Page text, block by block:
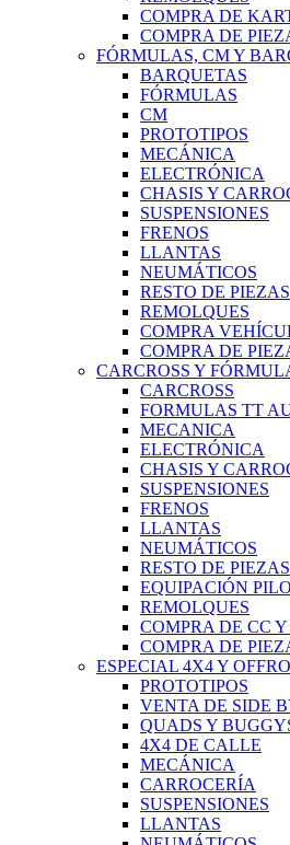
COMPRA DE
COMPRA DE
FÓRMULAS, CM Y
BARQUETAS
FÓRMULAS
CM
PROTOTIPOS
MECÁNICA
ELECTRÓNICA
CHASIS Y
SUSPENSIONES
FRENOS
LLANTAS
NEUMÁTICOS
RESTO DE PIEZAS
REMOLQUES
COMPRA
COMPRA DE
CARCROSS Y
CARCROSS
FORMULAS TT
MECANICA
ELECTRÓNICA
CHASIS Y
SUSPENSIONES
FRENOS
LLANTAS
NEUMÁTICOS
RESTO DE PIEZAS
EQUIPACIÓN
REMOLQUES
COMPRA DE CC
COMPRA DE
ESPECIAL 4X4 Y
PROTOTIPOS
VENTA DE SIDE
QUADS Y
4X4 DE CALLE
MECÁNICA
CARROCERÍA
SUSPENSIONES
LLANTAS